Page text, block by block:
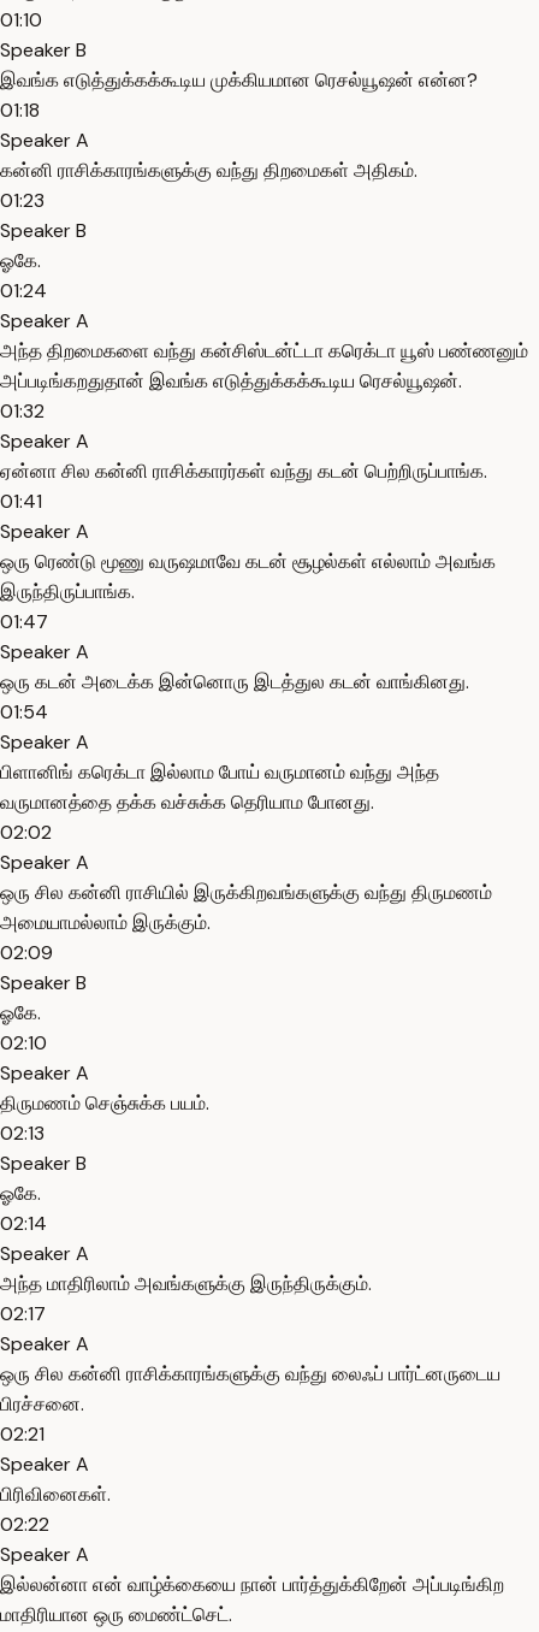
01:10
Speaker B
இவங்க எடுத்துக்கக்கூடிய முக்கியமான ரெசல்யூஷன் என்ன?
01:18
Speaker A
கன்னி ராசிக்காரங்களுக்கு வந்து திறமைகள் அதிகம்.
01:23
Speaker B
ஓகே.
01:24
Speaker A
அந்த திறமைகளை வந்து கன்சிஸ்டன்ட்டா கரெக்டா யூஸ் பண்ணனும்
அப்படிங்கறதுதான் இவங்க எடுத்துக்கக்கூடிய ரெசல்யூஷன்.
01:32
Speaker A
ஏன்னா சில கன்னி ராசிக்காரர்கள் வந்து கடன் பெற்றிருப்பாங்க.
01:41
Speaker A
ஒரு ரெண்டு மூணு வருஷமாவே கடன் சூழல்கள் எல்லாம் அவங்க
இருந்திருப்பாங்க.
01:47
Speaker A
ஒரு கடன் அடைக்க இன்னொரு இடத்துல கடன் வாங்கினது.
01:54
Speaker A
பிளானிங் கரெக்டா இல்லாம போய் வருமானம் வந்து அந்த
வருமானத்தை தக்க வச்சுக்க தெரியாம போனது.
02:02
Speaker A
ஒரு சில கன்னி ராசியில் இருக்கிறவங்களுக்கு வந்து திருமணம்
அமையாமல்லாம் இருக்கும்.
02:09
Speaker B
ஓகே.
02:10
Speaker A
திருமணம் செஞ்சுக்க பயம்.
02:13
Speaker B
ஓகே.
02:14
Speaker A
அந்த மாதிரிலாம் அவங்களுக்கு இருந்திருக்கும்.
02:17
Speaker A
ஒரு சில கன்னி ராசிக்காரங்களுக்கு வந்து லைஃப் பார்ட்னருடைய
பிரச்சனை.
02:21
Speaker A
பிரிவினைகள்.
02:22
Speaker A
இல்லன்னா என் வாழ்க்கையை நான் பார்த்துக்கிறேன் அப்படிங்கிற
மாதிரியான ஒரு மைண்ட்செட்.